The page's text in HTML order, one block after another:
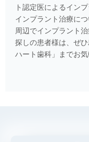
2025.04.21
マウスピース矯正（イ
2025.04.07
痛みに対する対処
ト認定医によるイン
インプラント治療に
周辺でインプラント
探しの患者様は、ぜ
ハート歯科」までお気